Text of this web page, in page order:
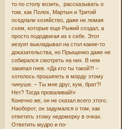
то по столу возить, рассказывать о
том, как Полох, Мартын и Тритий
оседлали хозяйство, даже не ломая
схем, которые еще Рыжий создал, а
просто пододвигая их к себе. Этот
иезуит выкладывал на стол какие-то
доказательства, но Прыщенко даже не
собирался смотреть на них. В нем
закипал гнев. «Да кто ты такой?! –
хотелось прошипеть в морду этому
чинуше. – Ты мне друг, кум, брат?!
Нет? Тогда проваливай!»
Конечно же, он не сказал всего этого.
Наоборот, он задумался о том, как
ответить этому недомерку в очках.
Ответить мудро и по-